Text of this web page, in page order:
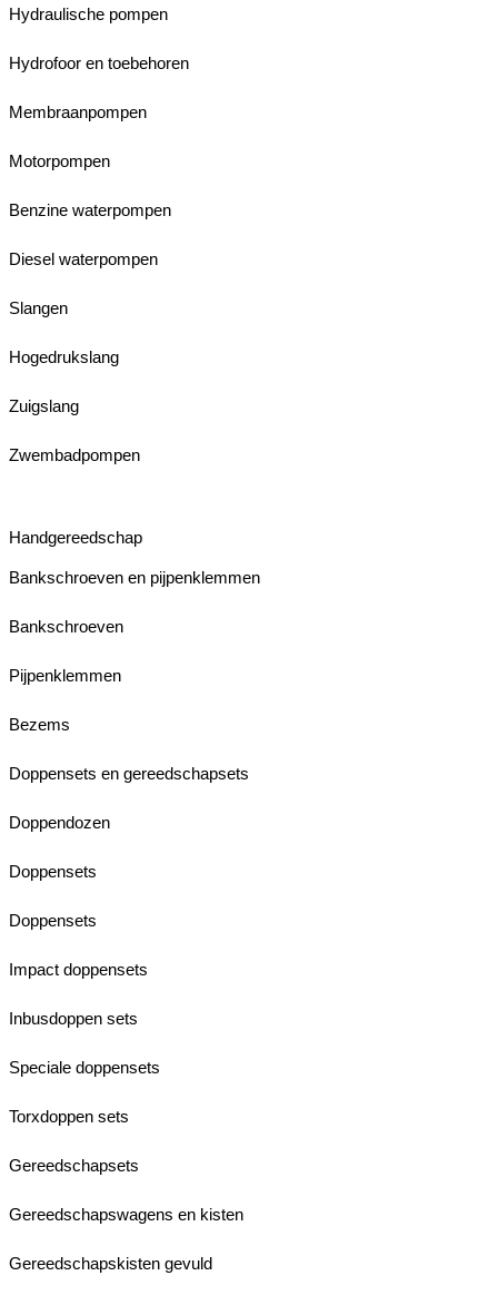
Hydraulische pompen
Hydrofoor en toebehoren
Membraanpompen
Motorpompen
Benzine waterpompen
Diesel waterpompen
Slangen
Hogedrukslang
Zuigslang
Zwembadpompen
Handgereedschap
Bankschroeven en pijpenklemmen
Bankschroeven
Pijpenklemmen
Bezems
Doppensets en gereedschapsets
Doppendozen
Doppensets
Doppensets
Impact doppensets
Inbusdoppen sets
Speciale doppensets
Torxdoppen sets
Gereedschapsets
Gereedschapswagens en kisten
Gereedschapskisten gevuld